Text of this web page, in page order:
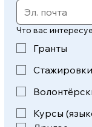
Что вас
Гранты
Стажировки
Курсы